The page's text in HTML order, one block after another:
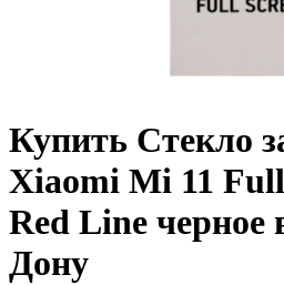
Купить Стекло
Xiaomi Mi 11
Red Line черное
Дону